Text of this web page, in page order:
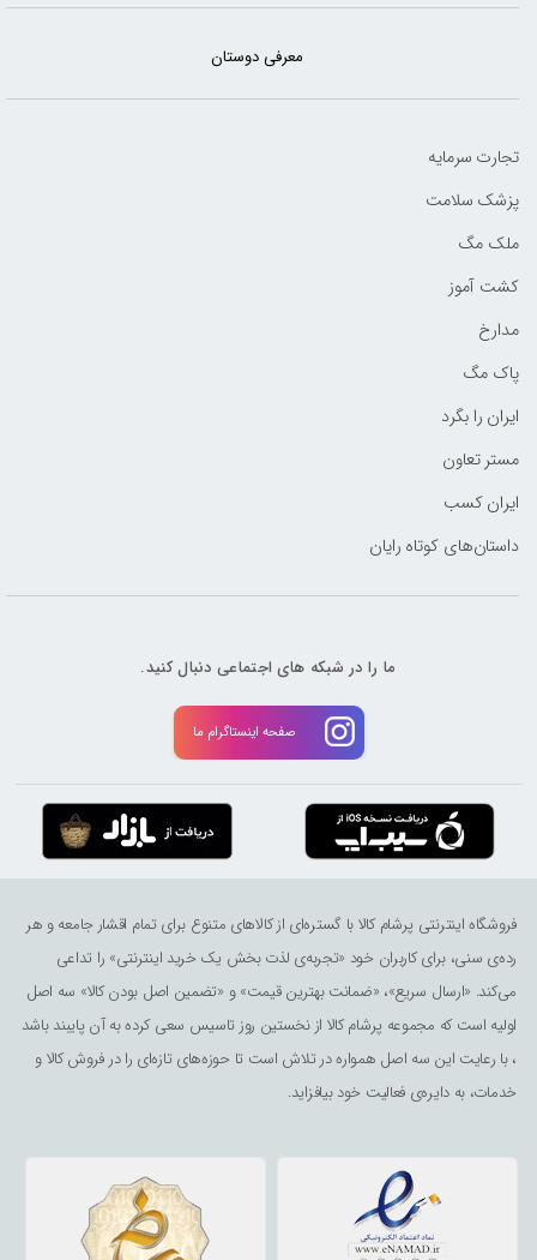
معرفی دوستان
تجارت سرمایه
پزشک سلامت
ملک مگ
کشت آموز
مدارخ
پاک مگ
ایران را بگرد
مستر تعاون
ایران کسب
داستان‌های کوتاه رایان
ما را در شبکه های اجتماعی دنبال کنید.
صفحه اینستاگرام ما
فروشگاه اینترنتی پرشام کالا با گستره‌ای از کالاهای متنوع برای تمام اقشار جامعه و هر
رده‌ی سنی، برای کاربران خود «تجربه‌ی لذت ‌بخش یک خرید اینترنتی» را تداعی
می‌کند. «ارسال سریع»، «ضمانت بهترین قیمت» و «تضمین اصل بودن کالا» سه اصل
اولیه است که مجموعه پرشام کالا از نخستین روز تاسیس سعی کرده به آن پایبند باشد
، با رعایت این سه اصل همواره در تلاش است تا حوزه‌های تازه‌ای را در فروش کالا و
خدمات، به دایره‌ی فعالیت خود بیافزاید.